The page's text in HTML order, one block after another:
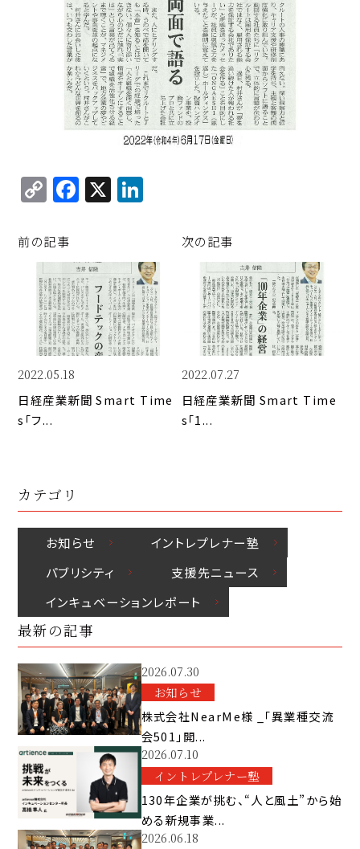
C
o
p
y
Li
n
k
F
a
e
b
o
o
X
e
d
I
n
前の記事
2022.05.18
日経産業新聞 Smart Time
s「フ...
次の記事
2022.07.27
日経産業新聞 Smart Time
s「1...
カテゴリ
お知らせ
イントレプレナー塾
パブリシティ
⽀援先ニュース
インキュベーションレポート
最新の記事
2026.07.30
お知らせ
株式会社NearMe様 _「異業種交流
会501」開...
2026.07.10
イントレプレナー塾
130年企業が挑む、“人と風土”から始
める新規事業...
2026.06.18